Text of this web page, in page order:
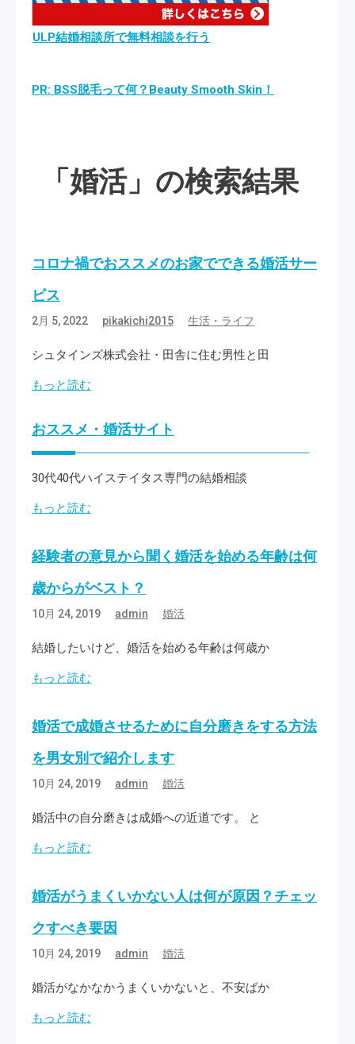
ULP結婚相談所で無料相談を行う
PR: BSS脱毛って何？Beauty Smooth Skin！
「婚活」の検索結果
コロナ禍でおススメのお家でできる婚活サー
ビス
2月 5, 2022 pikakichi2015 生活・ライフ
シュタインズ株式会社・田舎に住む男性と田
もっと読む
おススメ・婚活サイト
30代40代ハイステイタス専門の結婚相談
もっと読む
経験者の意見から聞く婚活を始める年齢は何
歳からがベスト？
10月 24, 2019 admin 婚活
結婚したいけど、婚活を始める年齢は何歳か
もっと読む
婚活で成婚させるために自分磨きをする方法
を男女別で紹介します
10月 24, 2019 admin 婚活
婚活中の自分磨きは成婚への近道です。 と
もっと読む
婚活がうまくいかない人は何が原因？チェッ
クすべき要因
10月 24, 2019 admin 婚活
婚活がなかなかうまくいかないと、不安ばか
もっと読む